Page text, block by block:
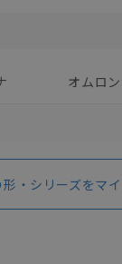
オムロ
形・シリーズをマ